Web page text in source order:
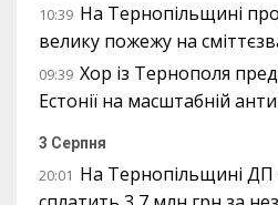
10:39 На Тернопільщині
велику пожежу на
09:39 Хор із Тернополя
Естонії на масштабній
3 Серпня
20:01 На Тернопільщині ДП